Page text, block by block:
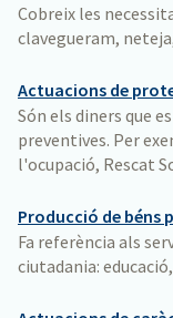
Cobreix les
clavegueram,
Actuacions de
Són els diners que
preventives. Per
l'ocupació, Rescat
Producció de béns
Fa referència als
ciutadania: